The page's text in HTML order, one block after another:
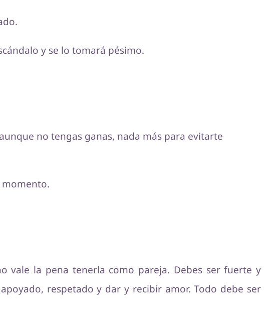
y se lo tomará pésimo.
no tengas ganas, nada más para evitarte
momento.
vale la pena tenerla como pareja. Debes ser fuerte y
respetado y dar y recibir amor. Todo debe ser